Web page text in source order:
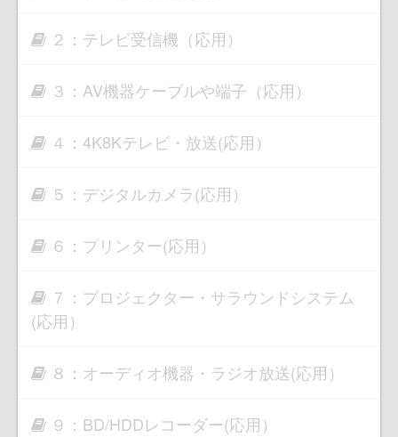
２：テレビ受信機（応用）
３：AV機器ケーブルや端子（応用）
４：4K8Kテレビ・放送(応用）
５：デジタルカメラ(応用）
６：プリンター(応用）
７：プロジェクター・サラウンドシステム
(応用）
８：オーディオ機器・ラジオ放送(応用）
９：BD/HDDレコーダー(応用）